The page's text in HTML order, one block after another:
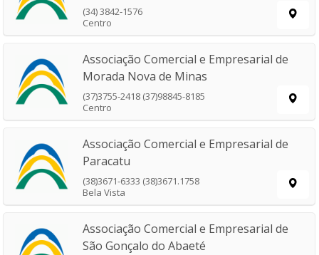
(34) 3842-1576
Centro
Associação Comercial e Empresarial de
Morada Nova de Minas
(37)3755-2418 (37)98845-8185
Centro
Associação Comercial e Empresarial de
Paracatu
(38)3671-6333 (38)3671.1758
Bela Vista
Associação Comercial e Empresarial de
São Gonçalo do Abaeté